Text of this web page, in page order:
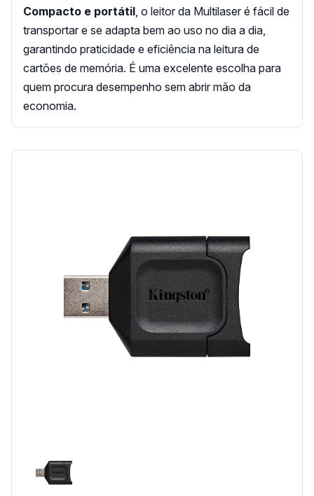
Compacto e portátil , o leitor da Multilaser é fácil de
transportar e se adapta bem ao uso no dia a dia,
garantindo praticidade e eficiência na leitura de
cartões de memória. É uma excelente escolha para
quem procura desempenho sem abrir mão da
economia.